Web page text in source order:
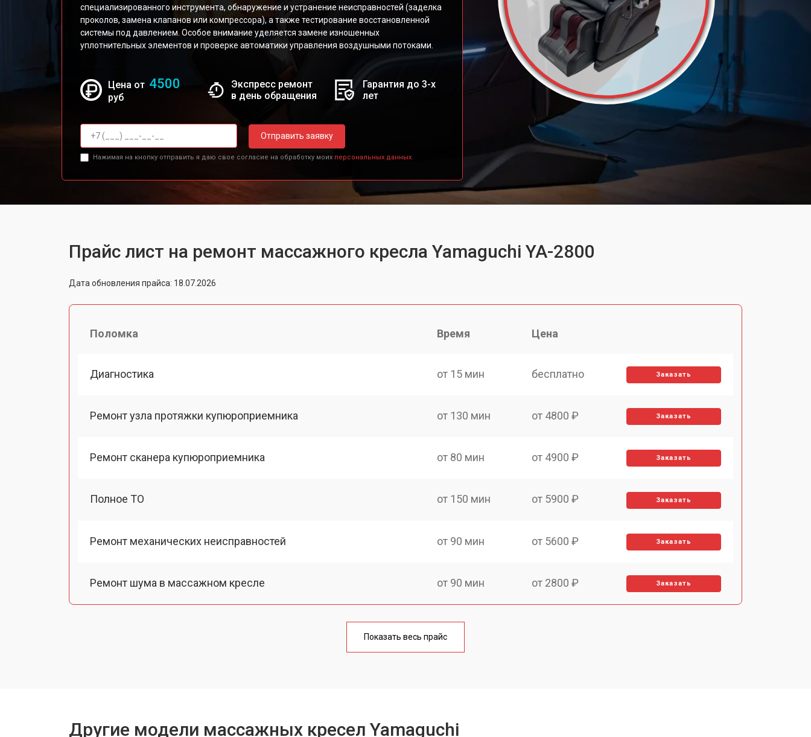
специализированного инструмента, обнаружение и устранение неисправностей (заделка
проколов, замена клапанов или компрессора), а также тестирование восстановленной
системы под давлением. Особое внимание уделяется замене изношенных
уплотнительных элементов и проверке автоматики управления воздушными потоками.
Цена от 4500
руб
Экспресс ремонт
в день обращения
Гарантия до 3-х
лет
Отправить заявку
Нажимая на кнопку отправить я даю свое согласие на обработку моих персональных данных.
Прайс лист на ремонт массажного кресла Yamaguchi YA-2800
Дата обновления прайса: 18.07.2026
Поломка Время Цена
Диагностика от 15 мин бесплатно Заказать
Ремонт узла протяжки купюроприемника от 130 мин от 4800 ₽ Заказать
Ремонт сканера купюроприемника от 80 мин от 4900 ₽ Заказать
Полное ТО от 150 мин от 5900 ₽ Заказать
Ремонт механических неисправностей от 90 мин от 5600 ₽ Заказать
Ремонт шума в массажном кресле от 90 мин от 2800 ₽ Заказать
от 90 мин
Показать весь прайс
Другие модели массажных кресел Yamaguchi